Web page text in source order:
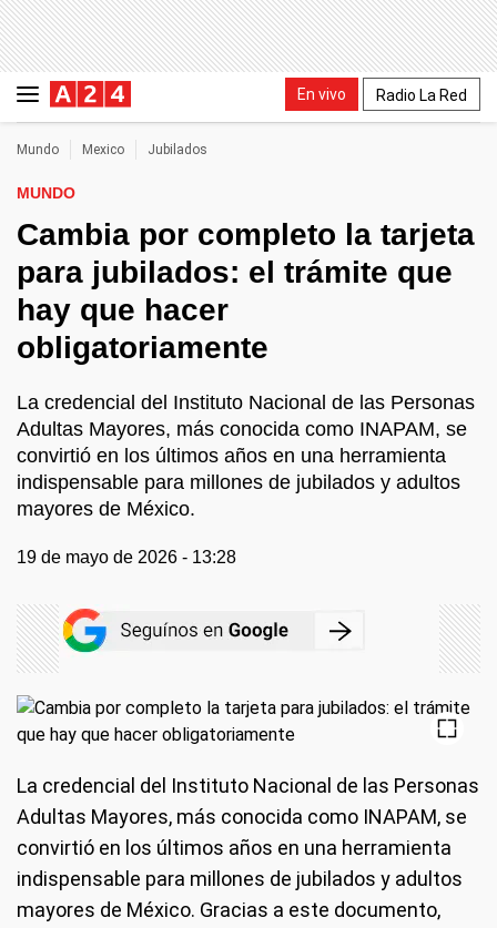
En vivo Radio La Red
Mundo Mexico Jubilados
MUNDO
Cambia por completo la tarjeta
para jubilados: el trámite que
hay que hacer
obligatoriamente
La credencial del Instituto Nacional de las Personas
Adultas Mayores, más conocida como INAPAM, se
convirtió en los últimos años en una herramienta
indispensable para millones de jubilados y adultos
mayores de México.
19 de mayo de 2026 - 13:28
La credencial del Instituto Nacional de las Personas
Adultas Mayores, más conocida como INAPAM, se
convirtió en los últimos años en una herramienta
indispensable para millones de jubilados y adultos
mayores de México. Gracias a este documento,